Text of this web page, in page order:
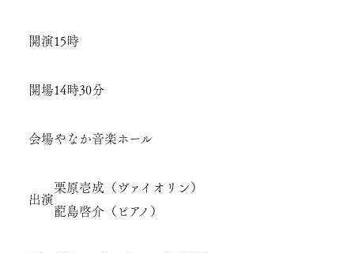
開演15時
開場14時30分
会場やなか音楽ホール
出演
栗原壱成（ヴァイオリン）
蓜島啓介（ピアノ）